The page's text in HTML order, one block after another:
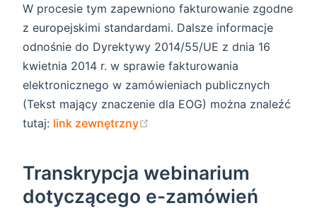
W procesie tym zapewniono fakturowanie zgodne
z europejskimi standardami. Dalsze informacje
odnośnie do Dyrektywy 2014/55/UE z dnia 16
kwietnia 2014 r. w sprawie fakturowania
elektronicznego w zamówieniach publicznych
(Tekst mający znaczenie dla EOG) można znaleźć
tutaj: link zewnętrzny
Transkrypcja webinarium
dotyczącego e-zamówień